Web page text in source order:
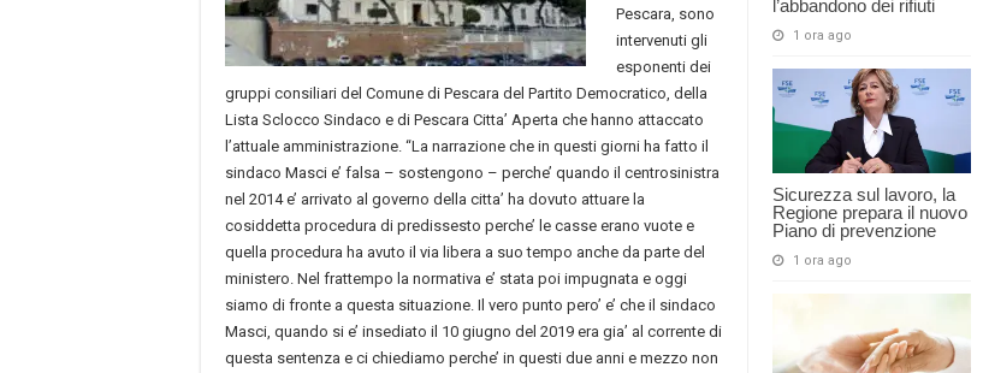
l’abbandono dei rifiuti
1 ora ago
Sicurezza sul lavoro, la
Regione prepara il nuovo
Piano di prevenzione
1 ora ago
Pescara, sono
intervenuti gli
esponenti dei
gruppi consiliari del Comune di Pescara del Partito Democratico, della
Lista Sclocco Sindaco e di Pescara Citta’ Aperta che hanno attaccato
l’attuale amministrazione. “La narrazione che in questi giorni ha fatto il
sindaco Masci e’ falsa – sostengono – perche’ quando il centrosinistra
nel 2014 e’ arrivato al governo della citta’ ha dovuto attuare la
cosiddetta procedura di predissesto perche’ le casse erano vuote e
quella procedura ha avuto il via libera a suo tempo anche da parte del
ministero. Nel frattempo la normativa e’ stata poi impugnata e oggi
siamo di fronte a questa situazione. Il vero punto pero’ e’ che il sindaco
Masci, quando si e’ insediato il 10 giugno del 2019 era gia’ al corrente di
questa sentenza e ci chiediamo perche’ in questi due anni e mezzo non